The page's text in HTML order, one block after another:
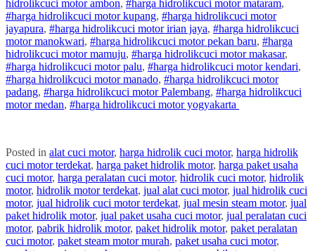
hidrolikcuci motorambon, #harga hidrolikcuci motormataram,
#harga hidrolikcuci motorkupang, #harga hidrolikcuci motor
jayapura, #harga hidrolikcuci motoririan jaya, #harga hidrolikcuci
motormanokwari, #harga hidrolikcuci motorpekan baru, #harga
hidrolikcuci motormamuju, #harga hidrolikcuci motormakasar,
#harga hidrolikcuci motorpalu, #harga hidrolikcuci motorkendari,
#harga hidrolikcuci motormanado, #harga hidrolikcuci motor
padang, #harga hidrolikcuci motorPalembang, #harga hidrolikcuci
motormedan, #harga hidrolikcuci motoryogyakarta
Posted in alat cuci motor, harga hidrolik cuci motor, harga hidrolik
cuci motor terdekat, harga paket hidrolik motor, harga paket usaha
cuci motor, harga peralatan cuci motor, hidrolik cuci motor, hidrolik
motor, hidrolik motor terdekat, jual alat cuci motor, jual hidrolik cuci
motor, jual hidrolik cuci motor terdekat, jual mesin steam motor, jual
paket hidrolik motor, jual paket usaha cuci motor, jual peralatan cuci
motor, pabrik hidrolik motor, paket hidrolik motor, paket peralatan
cuci motor, paket steam motor murah, paket usaha cuci motor,